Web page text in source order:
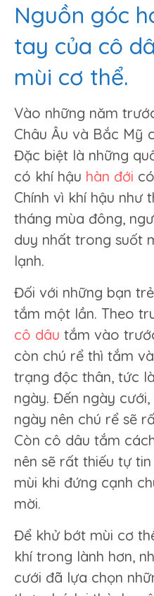
Nguồn góc
tay của cô
mùi cơ thể.
Vào những năm
Châu Âu và Bắc Mỹ
Đặc biệt là những
có khí hậu hàn đới
Chính vì khí hậu như
tháng mùa đông,
duy nhất trong suốt
lạnh.
Đối với những bạn
tắm một lần. Theo
cô dâu tắm vào
còn chú rể thì tắm
trạng độc thân, tức
ngày. Đến ngày
ngày nên chú rể sẽ
Còn cô dâu tắm
nên sẽ rất thiếu tự
mùi khi đứng cạnh
mời.
Để khử bớt mùi cơ
khí trong lành hơn,
cưới đã lựa chọn